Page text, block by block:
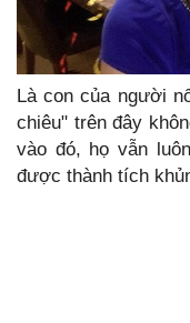
Là con của người
chiêu" trên đây
vào đó, họ vẫn
được thành tích